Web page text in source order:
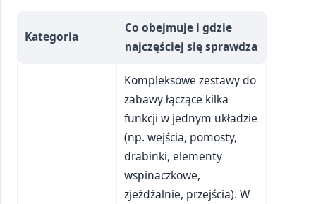
Kategoria
Co obejmuje i gdzie
najczęściej się sprawdza
Kompleksowe zestawy do
zabawy łączące kilka
funkcji w jednym układzie
(np. wejścia, pomosty,
drabinki, elementy
wspinaczkowe,
zjeżdżalnie, przejścia). W